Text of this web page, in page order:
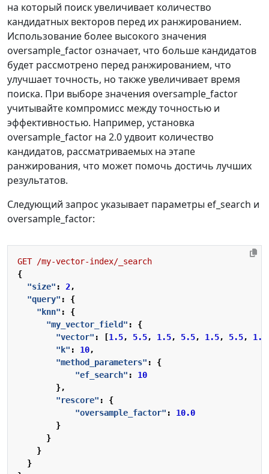
на который поиск увеличивает количество
кандидатных векторов перед их ранжированием.
Использование более высокого значения
oversample_factor означает, что больше кандидатов
будет рассмотрено перед ранжированием, что
улучшает точность, но также увеличивает время
поиска. При выборе значения oversample_factor
учитывайте компромисс между точностью и
эффективностью. Например, установка
oversample_factor на 2.0 удвоит количество
кандидатов, рассматриваемых на этапе
ранжирования, что может помочь достичь лучших
результатов.
Следующий запрос указывает параметры ef_search и
oversample_factor:
GET
/my-vector-index/_search
{
"size" : 2,
"query" :
{
"knn" :
{
"my_vector_field" :
{
"vector" : [1.5, 5.5, 1.5, 5.5, 1.5, 5.5, 1.5
"k" : 10,
"method_parameters" :
{
"ef_search" :
10
},
"rescore" :
{
"oversample_factor" :
10.0
}
}
}
}